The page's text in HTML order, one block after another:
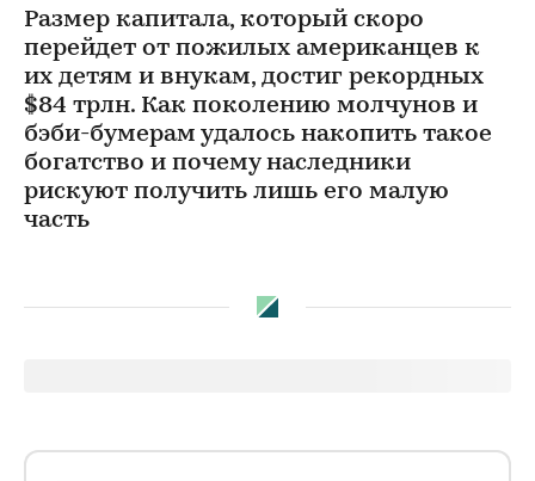
Размер капитала, который скоро
перейдет от пожилых американцев к
их детям и внукам, достиг рекордных
$84 трлн. Как поколению молчунов и
бэби-бумерам удалось накопить такое
богатство и почему наследники
рискуют получить лишь его малую
часть